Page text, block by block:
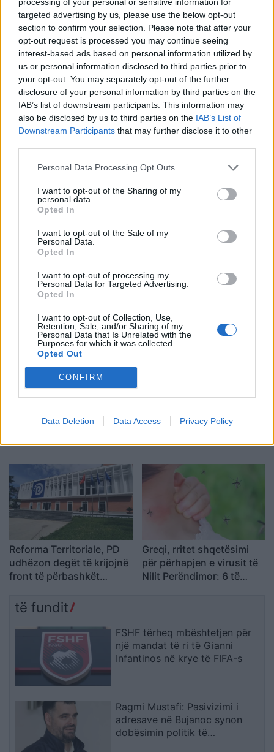
targeted advertising by us, please use the below opt-out
section to confirm your selection. Please note that after your
opt-out request is processed you may continue seeing
interest-based ads based on personal information utilized by
us or personal information disclosed to third parties prior to
your opt-out. You may separately opt-out of the further
disclosure of your personal information by third parties on the
IAB’s list of downstream participants. This information may
also be disclosed by us to third parties on the IAB’s List of
Downstream Participants that may further disclose it to other
Personal Data Processing Opt Outs
I want to opt-out of the Sharing of my
personal data.
Opted In
I want to opt-out of the Sale of my
Personal Data.
Opted In
I want to opt-out of processing my
Personal Data for Targeted Advertising.
Opted In
I want to opt-out of Collection, Use,
Retention, Sale, and/or Sharing of my
Personal Data that Is Unrelated with the
Purposes for which it was collected.
Opted Out
CONFIRM
Data Deletion Data Access Privacy Policy
Londra shpall masa të reja
e naftës ruse
Alarm në Greqi, Kosturi
dhe dhive, bllokohet
rrugën Sarandë-Ksamil,
njëri nga të plagosurit
Traumës në Tiranë
ndjekje penale për
Senatit
shtatzënë humb jetën
mjekët shpëtojnë
foshnjën
Pezeshkian-Khamenei në
makinë me xhama të errët,
duke e dëgjuar njëri-
tjetrin, por pa e parë
Reforma Territoriale, PD
udhëzon degët të krijojnë
front të përbashkët
mazhorancës
Greqi, rritet shqetësimi
për përhapjen e virusit të
Nilit Perëndimor: 6 të
të fundit
FSHF tërheq mbështetjen për
një mandat të ri të Gianni
Infantinos në krye të FIFA-s
Ragmi Mustafi: Pasivizimi i
adresave në Bujanoc synon
dobësimin politik të